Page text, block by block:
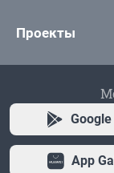
Проекты
App